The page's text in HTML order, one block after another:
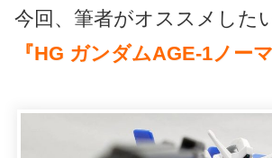
今回、筆者がオススメした
『HG ガンダムAGE-1ノーマ